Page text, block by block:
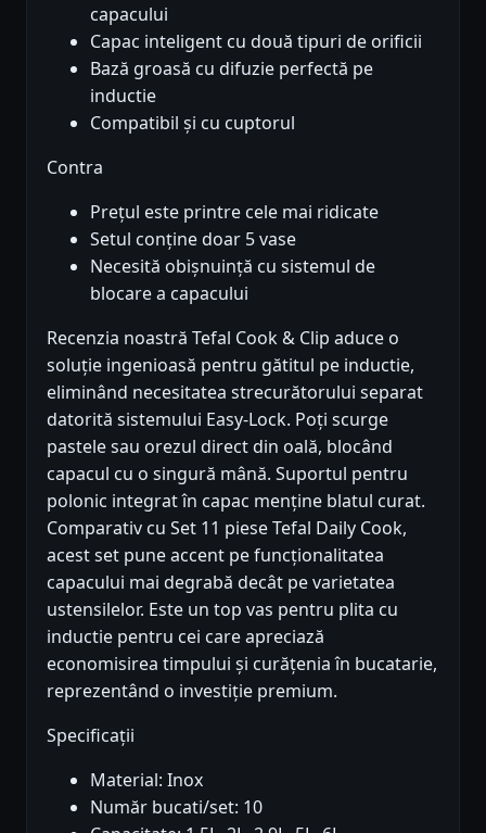
capacului
Capac inteligent cu două tipuri de orificii
Bază groasă cu difuzie perfectă pe
inductie
Compatibil și cu cuptorul
Contra
Prețul este printre cele mai ridicate
Setul conține doar 5 vase
Necesită obișnuință cu sistemul de
blocare a capacului
Recenzia noastră Tefal Cook & Clip aduce o
soluție ingenioasă pentru gătitul pe inductie,
eliminând necesitatea strecurătorului separat
datorită sistemului Easy-Lock. Poți scurge
pastele sau orezul direct din oală, blocând
capacul cu o singură mână. Suportul pentru
polonic integrat în capac menține blatul curat.
Comparativ cu Set 11 piese Tefal Daily Cook,
acest set pune accent pe funcționalitatea
capacului mai degrabă decât pe varietatea
ustensilelor. Este un top vas pentru plita cu
inductie pentru cei care apreciază
economisirea timpului și curățenia în bucatarie,
reprezentând o investiție premium.
Specificații
Material: Inox
Număr bucati/set: 10